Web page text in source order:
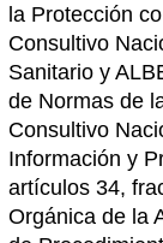
la Protección
Consultivo
Sanitario y
de Normas de
Consultivo
Información y
artículos 34,
Orgánica de la